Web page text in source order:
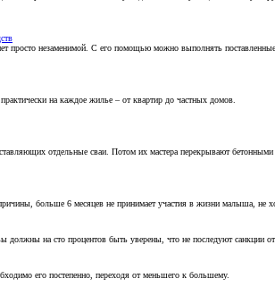
просто незаменимой. С его помощью можно выполнять
на каждое жилье – от квартир до частных домов.
отдельные сваи. Потом их мастера перекрывают
больше 6 месяцев не принимает участия в жизни малыша, не
должны на сто процентов быть уверены, что не последуют санкции
его постепенно, переходя от меньшего к большему.